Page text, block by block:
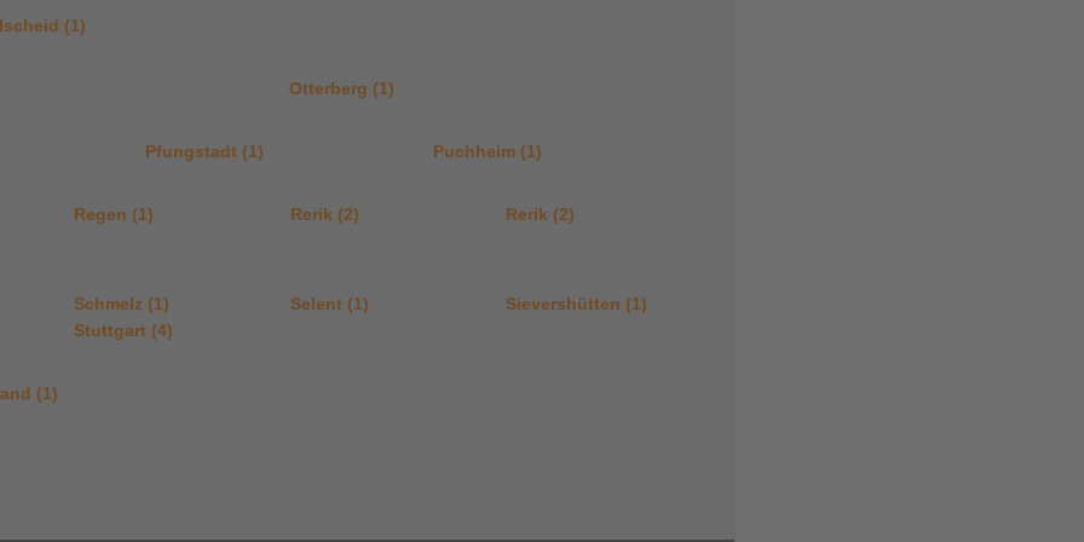
(1)
Otterberg (1)
Pfungstadt (1) Puchheim (1)
Regen (1) Rerik (2) Rerik (2)
Schmelz (1) Selent (1)
Sievershütten (1)
Stuttgart (4)
(1)